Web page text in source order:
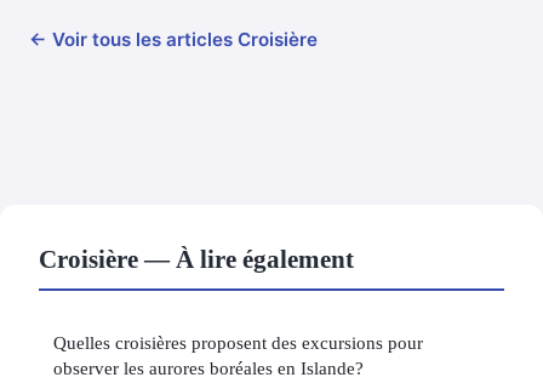
← Voir tous les articles Croisière
Croisière — À lire également
Quelles croisières proposent des excursions pour
observer les aurores boréales en Islande?